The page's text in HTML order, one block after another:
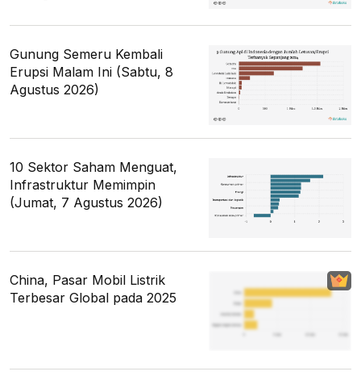
Gunung Semeru Kembali
Erupsi Malam Ini (Sabtu, 8
Agustus 2026)
10 Sektor Saham Menguat,
Infrastruktur Memimpin
(Jumat, 7 Agustus 2026)
China, Pasar Mobil Listrik
Terbesar Global pada 2025